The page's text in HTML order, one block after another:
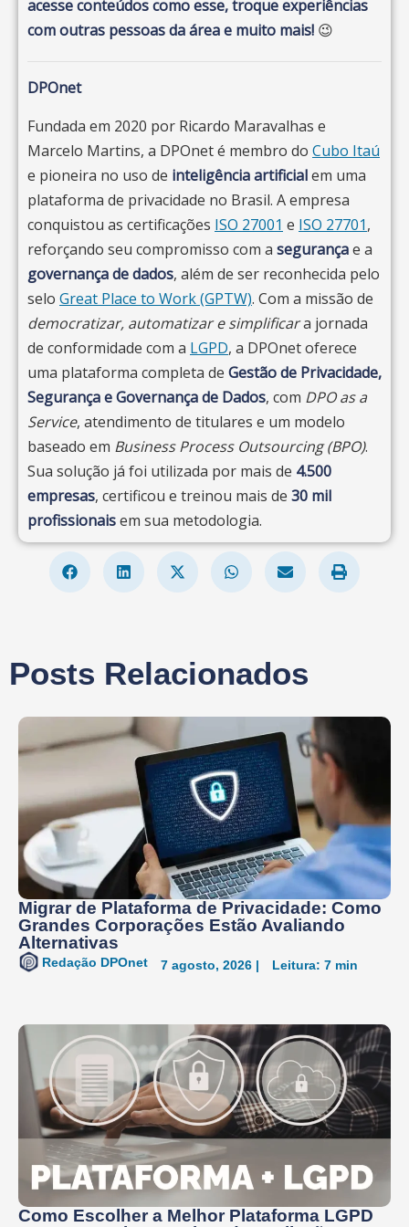
acesse conteúdos como esse, troque experiências
com outras pessoas da área e muito mais! 😉
DPOnet
Fundada em 2020 por Ricardo Maravalhas e
Marcelo Martins, a DPOnet é membro do Cubo Itaú
e pioneira no uso de inteligência artificialem uma
plataforma de privacidade no Brasil. A empresa
conquistou as certificações ISO 27001 e ISO 27701,
reforçando seu compromisso com a segurançae a
governança de dados, além de ser reconhecida pelo
selo Great Place to Work (GPTW). Com a missão de
democratizar, automatizar e simplificara jornada
de conformidade com a LGPD, a DPOnet oferece
uma plataforma completa de Gestão de Privacidade,
Segurança e Governança de Dados, com DPO as a
Service, atendimento de titulares e um modelo
baseado em Business Process Outsourcing (BPO).
Sua solução já foi utilizada por mais de 4.500
empresas, certificou e treinou mais de 30 mil
profissionaisem sua metodologia.
Posts Relacionados
Migrar de Plataforma de Privacidade: Como
Grandes Corporações Estão Avaliando
Alternativas
Redação DPOnet 7 agosto, 2026 | Leitura: 7 min
Como Escolher a Melhor Plataforma LGPD